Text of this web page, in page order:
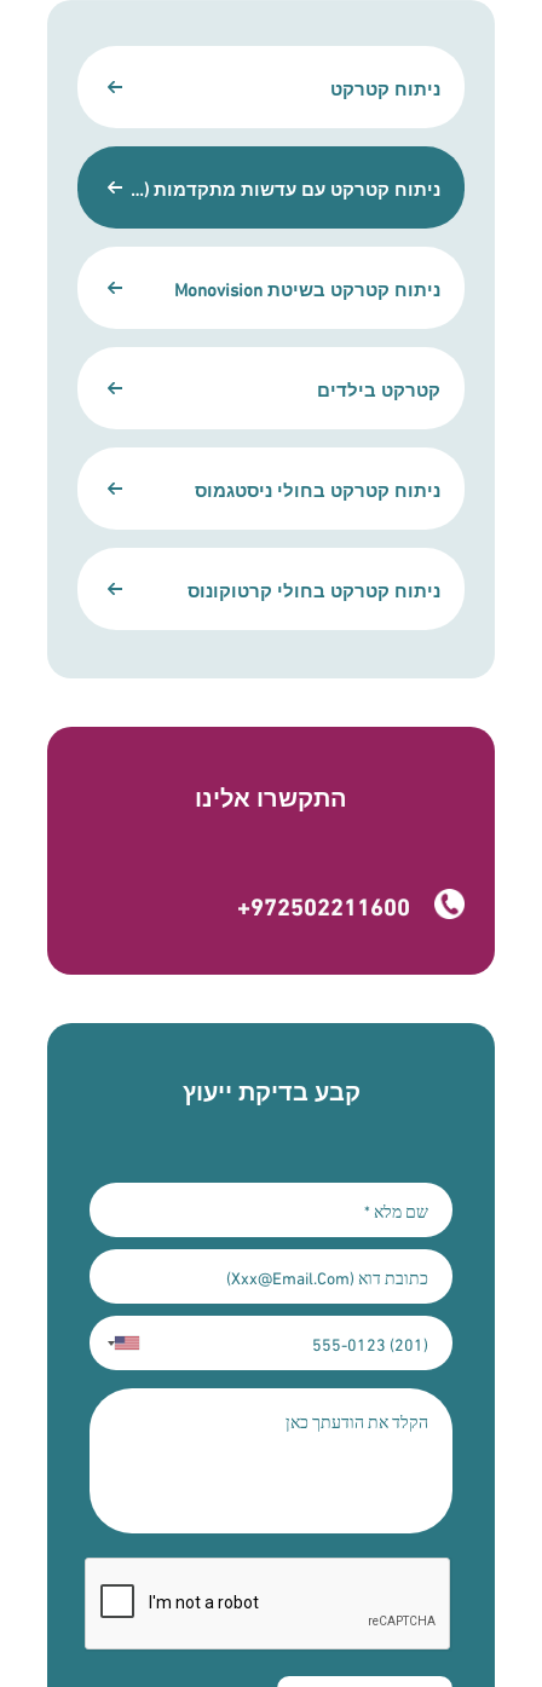
ניתוח קטרקט
ניתוח קטרקט עם עדשות מתקדמות (Premium)
ניתוח קטרקט בשיטת Monovision
קטרקט בילדים
ניתוח קטרקט בחולי ניסטגמוס
ניתוח קטרקט בחולי קרטוקונוס
התקשרו אלינו
+972502211600
קבע בדיקת ייעוץ